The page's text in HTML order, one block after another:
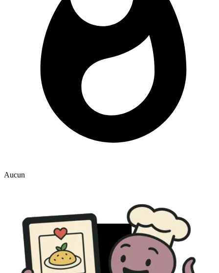
Aucun